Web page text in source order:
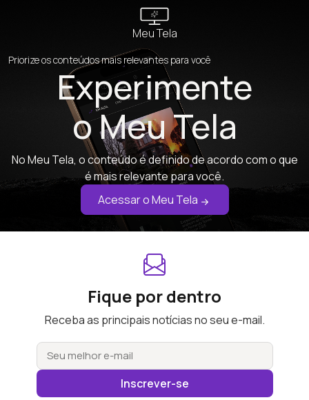
Meu Tela
Priorize os conteúdos mais relevantes para você
Experimente
o Meu Tela
No Meu Tela, o conteúdo é definido de acordo com o que
é mais relevante para você.
Acessar o Meu Tela
Fique por dentro
Receba as principais notícias no seu e-mail.
Inscrever-se